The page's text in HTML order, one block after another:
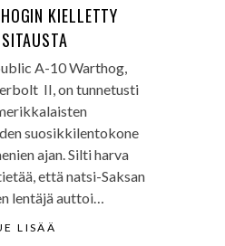
KIELLETTY
A-10 Warthog,
II, on tunnetusti
suosikkilentokone
ajan. Silti harva
että natsi-Saksan
lentäjä auttoi…
LISÄÄ